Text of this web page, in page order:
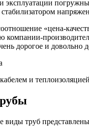
эксплуатации
«цена-
компании-
дорогое и довольно
и
виды труб